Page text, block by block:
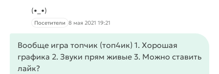
(•_•)
Посетители 8 мая 2021 19:21
Вообще игра топчик (топ4ик) 1. Хорошая
графика 2. Звуки прям живые 3. Можно ставить
лайк?